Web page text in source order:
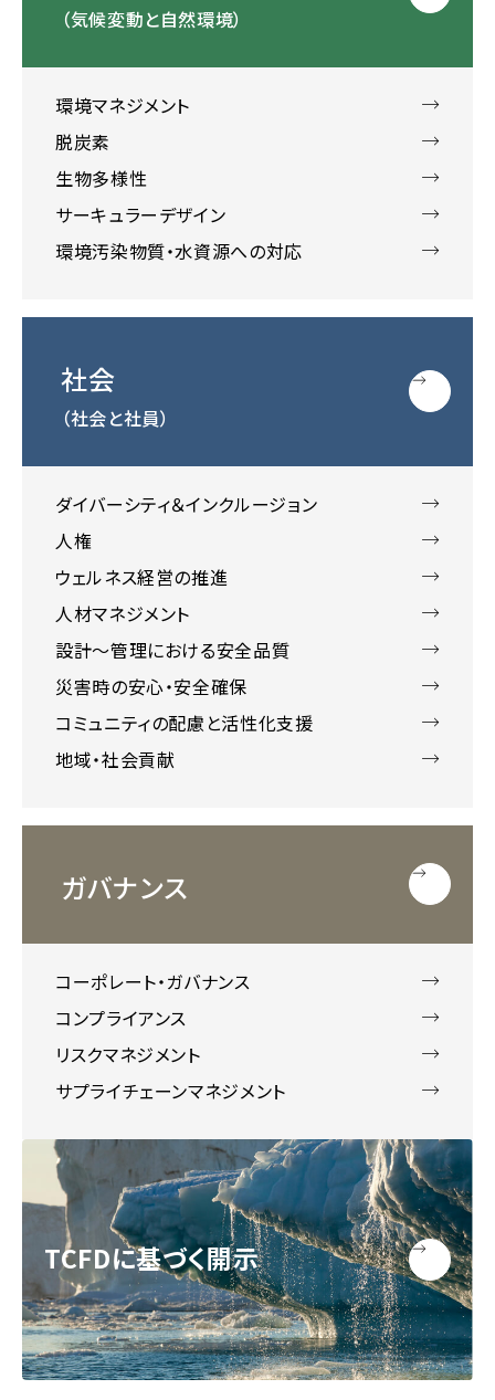
（気候変動と自然環境）
環境マネジメント
脱炭素
生物多様性
サーキュラーデザイン
環境汚染物質・水資源への対応
社会
（社会と社員）
ダイバーシティ＆インクルージョン
人権
ウェルネス経営の推進
人材マネジメント
設計～管理における安全品質
災害時の安心・安全確保
コミュニティの配慮と活性化支援
地域・社会貢献
ガバナンス
コーポレート・ガバナンス
コンプライアンス
リスクマネジメント
サプライチェーンマネジメント
TCFDに基づく開示